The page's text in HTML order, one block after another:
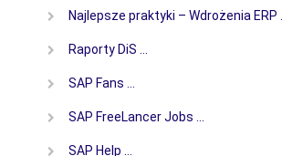
Najlepsze praktyki – Wdrożenia ERP …
Raporty DiS …
SAP Fans …
SAP FreeLancer Jobs …
SAP Help …